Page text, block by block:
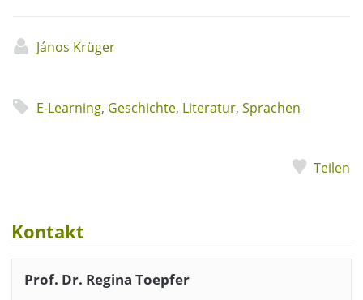
János Krüger
E-Learning, Geschichte, Literatur, Sprachen
Teilen
Kontakt
Prof. Dr. Regina Toepfer